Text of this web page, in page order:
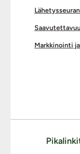
Markkinointi